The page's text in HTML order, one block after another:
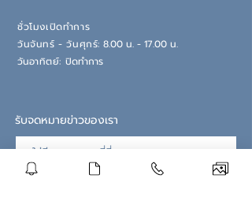
ชั่วโมงเปิดทำการ
วันจันทร์ - วันศุกร์: 8.00 น. - 17.00 น.
วันอาทิตย์: ปิดทำการ
รับจดหมายข่าวของเรา